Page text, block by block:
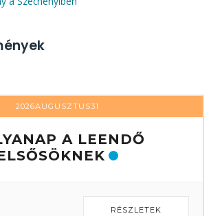
2026AUGUSZTUS31
A LEENDŐ
RÉSZLETEK